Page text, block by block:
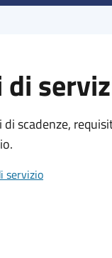
di
di scadenze,
servizio